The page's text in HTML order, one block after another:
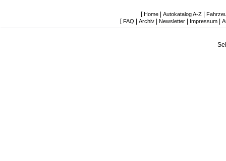
[ Home| Autokatalog A-Z|
[ FAQ Archiv Newsletter Impressum